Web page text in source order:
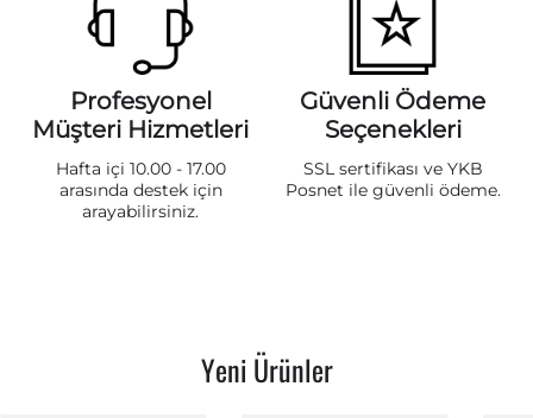
Profesyonel
Müşteri Hizmetleri
Hafta içi 10.00 - 17.00
arasında destek için
arayabilirsiniz.
Güvenli Ödeme
Seçenekleri
SSL sertifikası ve YKB
Posnet ile güvenli ödeme.
Yeni Ürünler